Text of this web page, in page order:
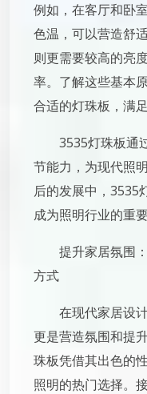
例如，在客厅和卧
色温，可以营造舒
则更需要较高的亮
率。了解这些基本
合适的灯珠板，满
3535灯珠板通
节能力，为现代照
后的发展中，3535
成为照明行业的重
提升家居氛围
方式
在现代家居设
更是营造氛围和提
珠板凭借其出色的
照明的热门选择。